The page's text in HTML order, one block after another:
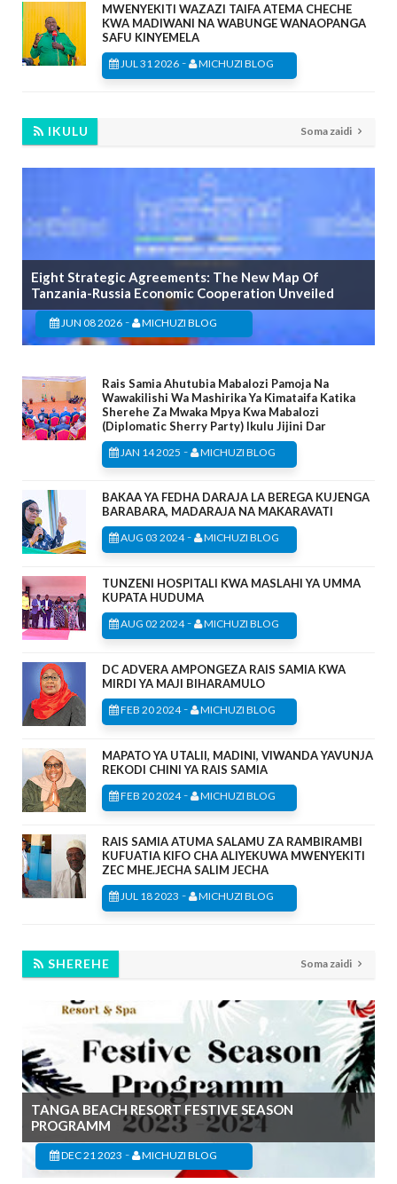
MWENYEKITI WAZAZI TAIFA ATEMA CHECHE
KWA MADIWANI NA WABUNGE WANAOPANGA
SAFU KINYEMELA
JUL 31 2026 - MICHUZI BLOG
IKULU Soma zaidi
Eight Strategic Agreements: The New Map Of
Tanzania-Russia Economic Cooperation Unveiled
JUN 08 2026 - MICHUZI BLOG
Rais Samia Ahutubia Mabalozi Pamoja Na
Wawakilishi Wa Mashirika Ya Kimataifa Katika
Sherehe Za Mwaka Mpya Kwa Mabalozi
(Diplomatic Sherry Party) Ikulu Jijini Dar
JAN 14 2025 - MICHUZI BLOG
BAKAA YA FEDHA DARAJA LA BEREGA KUJENGA
BARABARA, MADARAJA NA MAKARAVATI
AUG 03 2024- MICHUZI BLOG
TUNZENI HOSPITALI KWA MASLAHI YA UMMA
KUPATA HUDUMA
AUG 02 2024- MICHUZI BLOG
DC ADVERA AMPONGEZA RAIS SAMIA KWA
MIRDI YA MAJI BIHARAMULO
FEB 20 2024- MICHUZI BLOG
MAPATO YA UTALII, MADINI, VIWANDA YAVUNJA
REKODI CHINI YA RAIS SAMIA
FEB 20 2024- MICHUZI BLOG
RAIS SAMIA ATUMA SALAMU ZA RAMBIRAMBI
KUFUATIA KIFO CHA ALIYEKUWA MWENYEKITI
ZEC MHE.JECHA SALIM JECHA
JUL 18 2023 - MICHUZI BLOG
SHEREHE Soma zaidi
TANGA BEACH RESORT FESTIVE SEASON
PROGRAMM
DEC 21 2023 - MICHUZI BLOG